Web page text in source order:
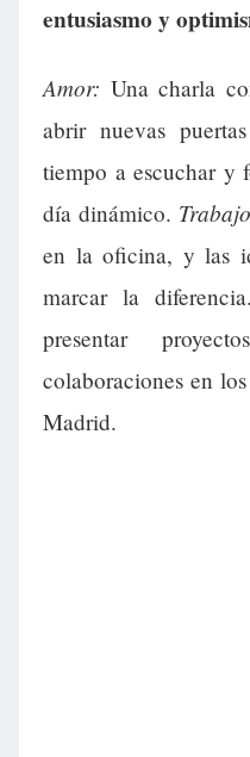
entusiasmo y
Amor: Una charla
abrir nuevas
tiempo a escuchar y
día dinámico.
en la oficina, y las
marcar la
presentar
colaboraciones en
Madrid.